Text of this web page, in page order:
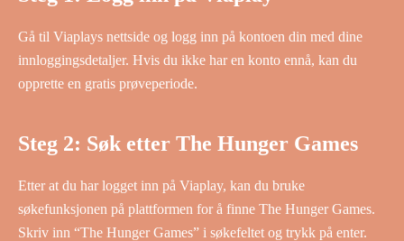
Gå til Viaplays nettside og logg inn på kontoen din med dine
innloggingsdetaljer. Hvis du ikke har en konto ennå, kan du
opprette en gratis prøveperiode.
Steg 2: Søk etter The Hunger Games
Etter at du har logget inn på Viaplay, kan du bruke
søkefunksjonen på plattformen for å finne The Hunger Games.
Skriv inn “The Hunger Games” i søkefeltet og trykk på enter.